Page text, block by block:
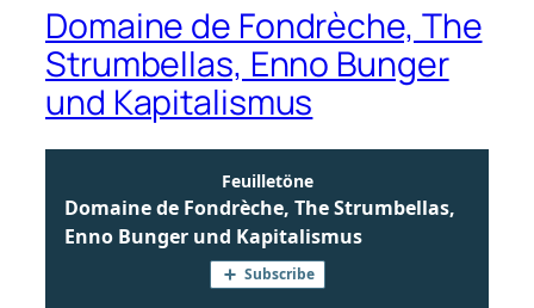
Domaine de Fondrèche, The
Strumbellas, Enno Bunger
und Kapitalismus